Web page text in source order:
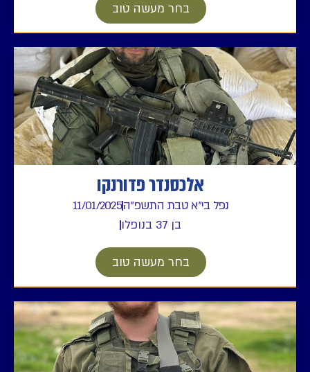
בחר מעשה טוב
אלכסנדר פדורנקו
נפל בי"א טבת התשפ"ה 11/01/2025
בחר מעשה טוב